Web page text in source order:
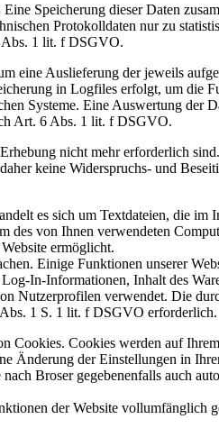
Speicherung dieser Daten
Protokolldaten nur zu
Abs. 1 lit. f DSGVO.
eine Auslieferung der jeweils
in Logfiles erfolgt, um die
Systeme. Eine Auswertung der
Art. 6 Abs. 1 lit. f DSGVO.
nicht mehr erforderlich
keine Widerspruchs- und
es sich um Textdateien, die
von Ihnen verwendeten
ermöglicht.
Einige Funktionen unserer
In-Informationen, Inhalt des
Nutzerprofilen verwendet. Die
Abs. 1 S. 1 lit. f DSGVO erforderlich.
Cookies werden auf
Änderung der Einstellungen in
Broser gegebenenfalls auch
der Website vollumfänglich